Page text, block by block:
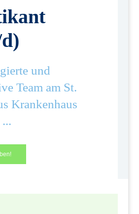
und
Team am St.
Krankenhaus